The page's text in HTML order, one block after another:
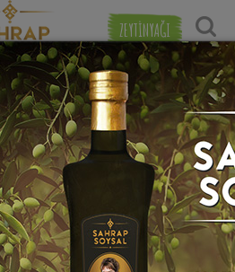
ZEYTİNYAĞI
(1) tarif
Tarihe